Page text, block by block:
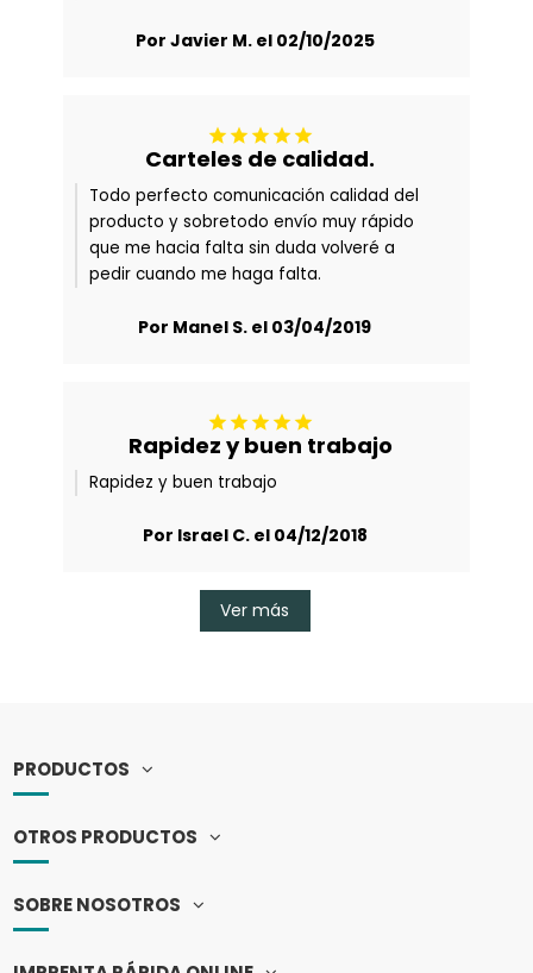
Por Javier M. el 02/10/2025
    
Carteles de calidad.
Todo perfecto comunicación calidad del
producto y sobretodo envío muy rápido
que me hacia falta sin duda volveré a
pedir cuando me haga falta.
Por Manel S. el 03/04/2019
    
Rapidez y buen trabajo
Rapidez y buen trabajo
Por Israel C. el 04/12/2018
Ver más
PRODUCTOS
OTROS PRODUCTOS
SOBRE NOSOTROS